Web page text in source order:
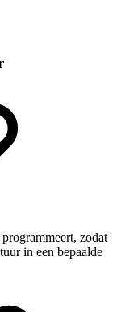
zodat
in een bepaalde